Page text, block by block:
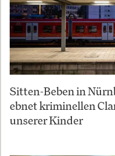
Sitten-Beben in
ebnet kriminellen
unserer Kinder